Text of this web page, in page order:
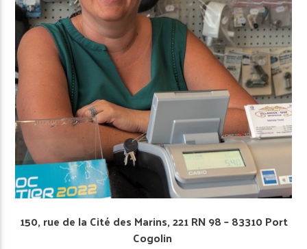
150, rue de la Cité des Marins, 221 RN 98 – 83310 Port
Cogolin